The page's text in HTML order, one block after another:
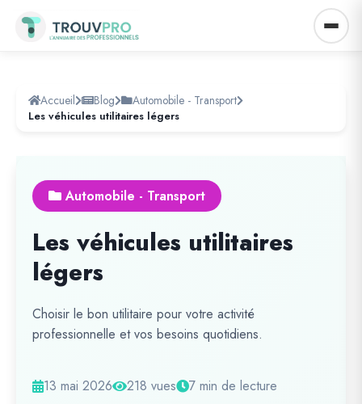
Accueil Blog Automobile - Transport
Les véhicules utilitaires légers
Automobile - Transport
Les véhicules utilitaires
légers
Choisir le bon utilitaire pour votre activité
professionnelle et vos besoins quotidiens.
13 mai 2026 218 vues 7 min de lecture